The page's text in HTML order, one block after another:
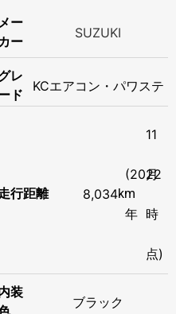
メー
カー
SUZUKI
レ
ド
KCエアコン・パワステ
行距離 8,034km
(2022
年
11
月
時
点)
装
ブラック